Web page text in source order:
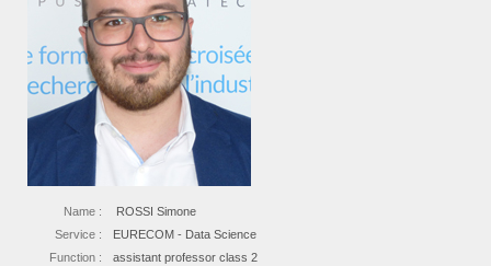
Name :
ROSSI Simone
Service :
EURECOM - Data Science
Function :
assistant professor class 2